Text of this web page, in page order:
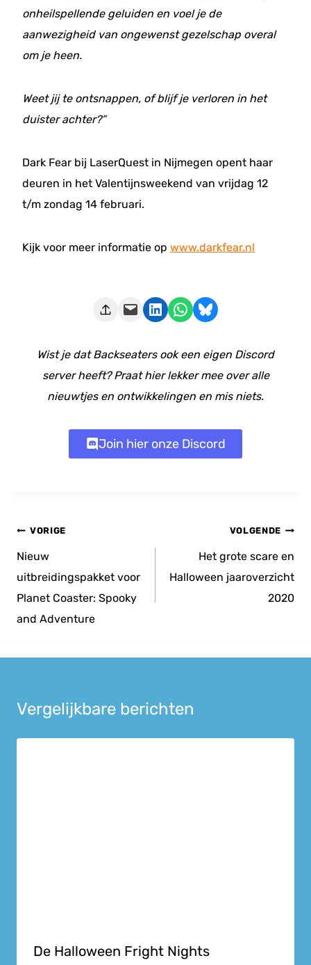
onheilspellende geluiden en voel je de
aanwezigheid van ongewenst gezelschap overal
om je heen.
Weet jij te ontsnappen, of blijf je verloren in het
duister achter?”
Dark Fear bij LaserQuest in Nijmegen opent haar
deuren in het Valentijnsweekend van vrijdag 12
t/m zondag 14 februari.
Kijk voor meer informatie op www.darkfear.nl
Deze pagina e-mailen Delen op LinkedIn Delen via WhatsApp Share on Bluesky
Wist je dat Backseaters ook een eigen Discord
server heeft? Praat hier lekker mee over alle
nieuwtjes en ontwikkelingen en mis niets.
Join hier onze Discord
Bericht
navigatie
VORIGE
Nieuw
uitbreidingspakket voor
Planet Coaster: Spooky
and Adventure
VOLGENDE
Het grote scare en
Halloween jaaroverzicht
2020
Vergelijkbare berichten
De Halloween Fright Nights